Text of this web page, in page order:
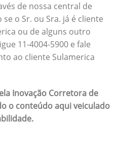
de nossa central de
o Sr. ou Sra. já é cliente
ou de alguns outro
11-4004-5900 e fale
ao cliente Sulamerica
Inovação Corretora de
o conteúdo aqui veiculado